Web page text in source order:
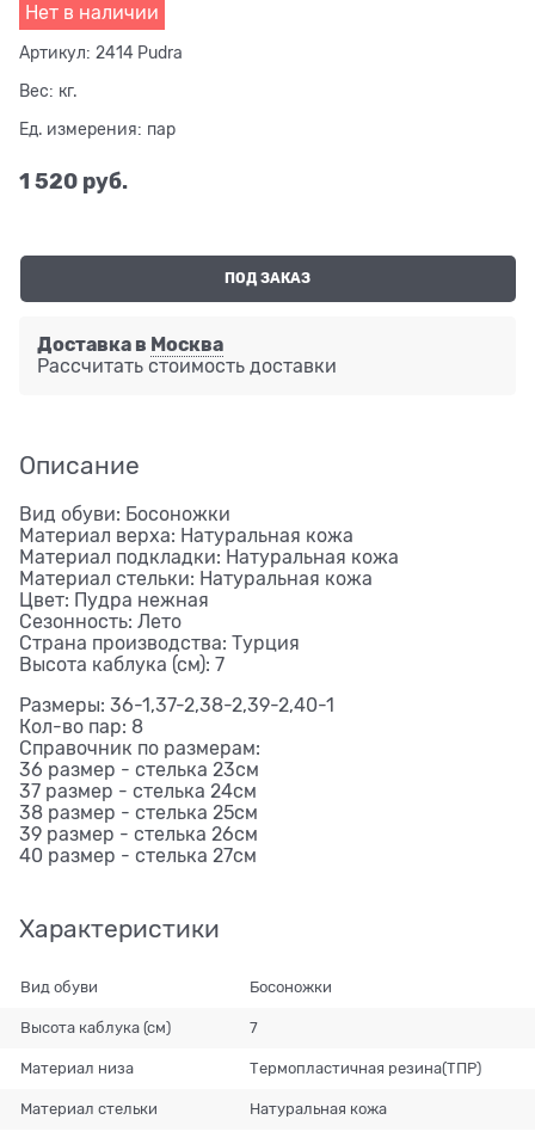
Нет в наличии
Артикул: 2414 Pudra
Вес: кг.
Ед. измерения: пар
1 520 руб.
ПОД ЗАКАЗ
Доставка в Москва
Рассчитать стоимость доставки
Описание
Вид обуви: Босоножки
Материал верха: Натуральная кожа
Материал подкладки: Натуральная кожа
Материал стельки: Натуральная кожа
Цвет: Пудра нежная
Сезонность: Лето
Страна производства: Турция
Высота каблука (см): 7
Размеры: 36-1,37-2,38-2,39-2,40-1
Кол-во пар: 8
Справочник по размерам:
36 размер - стелька 23см
37 размер - стелька 24см
38 размер - стелька 25см
39 размер - стелька 26см
40 размер - стелька 27см
Характеристики
Вид обуви Босоножки
Высота каблука (см) 7
Материал низа Термопластичная резина(ТПР)
Материал стельки Натуральная кожа